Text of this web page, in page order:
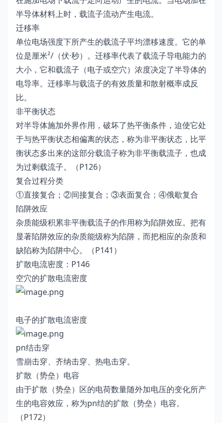
半导体材料上时，载流子流动产生电流。
迁移率
单位电场强度下所产生的载流子平均漂移速度。它的单
位是厘米²/（伏·秒）。迁移率代表了载流子导电能力的
大小，它和载流子（电子或空穴）浓度决定了半导体的
电导率。迁移率与载流子的有效质量和散射概率成反
比。
非平衡状态
对半导体施加外界作用，破坏了热平衡条件，迫使它处
于与热平衡状态相偏离的状态，称为非平衡状态，比平
衡状态多出来的这部分载流子称为非平衡载流子，也成
为过剩载流子。（P126）
复合过程分类
①直接复合；②间接复合；③表面复合；④俄歇复合
陷阱效应
杂质能级积累非平衡载流子的作用称为陷阱效应。把有
显著陷阱效应的杂质能级称为陷阱，而把相应的杂质和
缺陷称为陷阱中心。（P141）
扩散电流密度：P146
空穴的扩散电流密度
电子的扩散电流密度
pn结击穿
雪崩击穿、齐纳击穿、热电击穿。
扩散（势垒）电容
由于扩散（势垒）区的电荷数量随外加电压的变化所产
生的电容效应，称为pn结的扩散（势垒）电容。
（P172）